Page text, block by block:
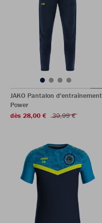
JAKO Pantalon d'entraînement
Power
dès 28,00 €
39,99 €